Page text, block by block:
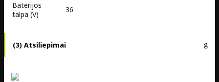
Baterijos
talpa (V)
36
(3) Atsiliepimai